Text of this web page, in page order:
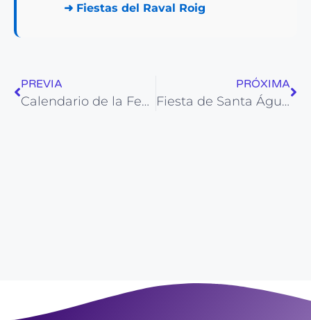
➜ Fiestas del Raval Roig
PREVIA
Calendario de la Festividad de San Rafael en La Nucía
PRÓXIMA
Fiesta de Santa Águeda en la Comunidad Valenciana